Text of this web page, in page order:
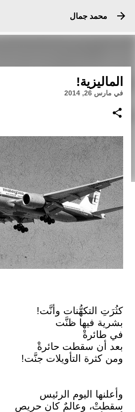
محمد جمال
الماليزية!
في مارس 26, 2014
كثُرَتِ التكهُّنات وأنَّت!
بشرية فيها ظنَّت
في طائرةْ
بعد أن سقطت حائرةْ
ومن كثرة التأويلات جنَّت!
وأعلنها اليوم الرئيس
سقطتْ، وعالمٌ كان حريص